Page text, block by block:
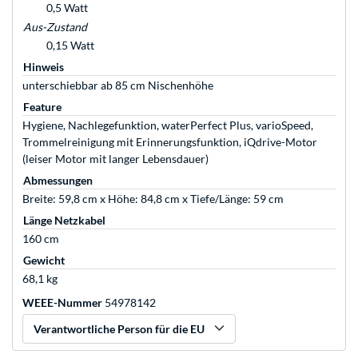
0,5 Watt
Aus-Zustand
0,15 Watt
Hinweis
unterschiebbar ab 85 cm Nischenhöhe
Feature
Hygiene, Nachlegefunktion, waterPerfect Plus, varioSpeed,
Trommelreinigung mit Erinnerungsfunktion, iQdrive-Motor
(leiser Motor mit langer Lebensdauer)
Abmessungen
Breite: 59,8 cm x Höhe: 84,8 cm x Tiefe/Länge: 59 cm
Länge Netzkabel
160 cm
Gewicht
68,1 kg
WEEE-Nummer 54978142
Verantwortliche Person für die EU